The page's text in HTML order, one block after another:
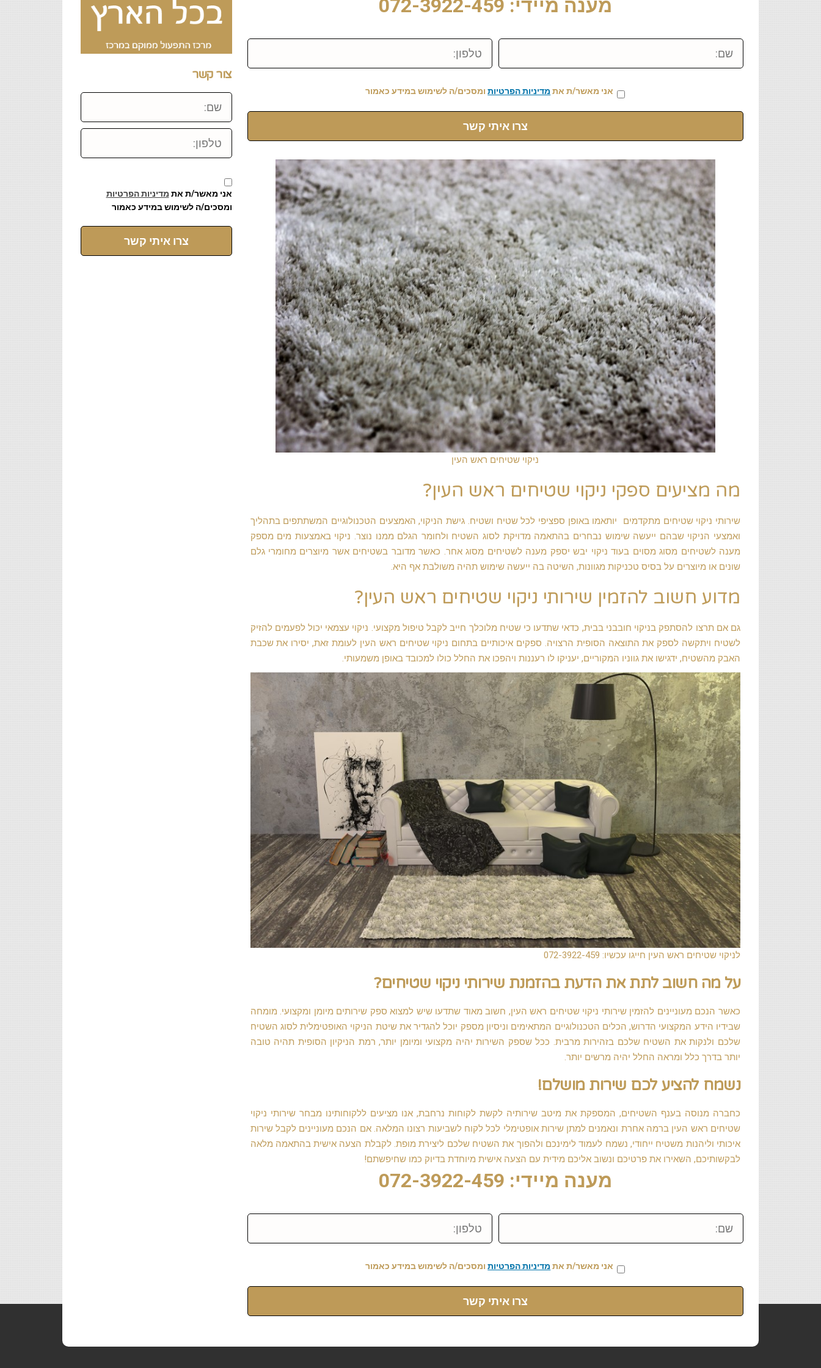
מענה מיידי: 072-3922-459
שם: טלפון:
אני מאשר/ת את מדיניות הפרטיותומסכים/ה לשימוש במידע כאמור
צרו איתי קשר
ניקוי שטיחים ראש העין
מה מציעים ספקי ניקוי שטיחים ראש העין?
שירותי ניקוי שטיחים מתקדמים יותאמו באופן ספציפי לכל שטיח ושטיח. גישת הניקוי, האמצעים הטכנולוגיים המשתתפים בתהליך
ואמצעי הניקוי שבהם ייעשה שימוש נבחרים בהתאמה מדויקת לסוג השטיח ולחומר הגלם ממנו נוצר. ניקוי באמצעות מים מספק
מענה לשטיחים מסוג מסוים בעוד ניקוי יבש יספק מענה לשטיחים מסוג אחר. כאשר מדובר בשטיחים אשר מיוצרים מחומרי גלם
שונים או מיוצרים על בסיס טכניקות מגוונות, השיטה בה ייעשה שימוש תהיה משולבת אף היא.
מדוע חשוב להזמין שירותי ניקוי שטיחים ראש העין?
גם אם תרצו להסתפק בניקוי חובבני בבית, כדאי שתדעו כי שטיח מלוכלך חייב לקבל טיפול מקצועי. ניקוי עצמאי יכול לפעמים להזיק
לשטיח ויתקשה לספק את התוצאה הסופית הרצויה. ספקים איכותיים בתחום ניקוי שטיחים ראש העין לעומת זאת, יסירו את שכבת
האבק מהשטיח, ידגישו את גווניו המקוריים, יעניקו לו רעננות ויהפכו את החלל כולו למכובד באופן משמעותי.
לניקוי שטיחים ראש העין חייגו עכשיו: 072-3922-459
על מה חשוב לתת את הדעת בהזמנת שירותי ניקוי שטיחים?
כאשר הנכם מעוניינים להזמין שירותי ניקוי שטיחים ראש העין, חשוב מאוד שתדעו שיש למצוא ספק שירותים מיומן ומקצועי. מומחה
שבידיו הידע המקצועי הדרוש, הכלים הטכנולוגיים המתאימים וניסיון מספק יוכל להגדיר את שיטת הניקוי האופטימלית לסוג השטיח
שלכם ולנקות את השטיח שלכם בזהירות מרבית. ככל שספק השירות יהיה מקצועי ומיומן יותר, רמת הניקיון הסופית תהיה טובה
יותר בדרך כלל ומראה החלל יהיה מרשים יותר.
נשמח להציע לכם שירות מושלם!
כחברה מנוסה בענף השטיחים, המספקת את מיטב שירותיה לקשת לקוחות נרחבת, אנו מציעים ללקוחותינו מבחר שירותי ניקוי
שטיחים ראש העין ברמה אחרת ונאמנים למתן שירות אופטימלי לכל לקוח לשביעות רצונו המלאה. אם הנכם מעוניינים לקבל שירות
איכותי וליהנות משטיח ייחודי, נשמח לעמוד לימינכם ולהפוך את השטיח שלכם ליצירת מופת. לקבלת הצעה אישית בהתאמה מלאה
לבקשותיכם, השאירו את פרטיכם ונשוב אליכם מידית עם הצעה אישית מיוחדת בדיוק כמו שחיפשתם!
מענה מיידי: 072-3922-459
שם: טלפון:
אני מאשר/ת את מדיניות הפרטיותומסכים/ה לשימוש במידע כאמור
צרו איתי קשר
צור קשר
שם:
טלפון:
אני מאשר/ת את מדיניות הפרטיות
ומסכים/ה לשימוש במידע כאמור
צרו איתי קשר